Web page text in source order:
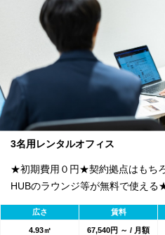
3名用レンタルオフィス
★初期費用０円★契約拠点はもち
HUBのラウンジ等が無料で使え
1800のワークスペースが利用可
広さ 賃料
4.93㎡ 67,540円 ～ / 月額